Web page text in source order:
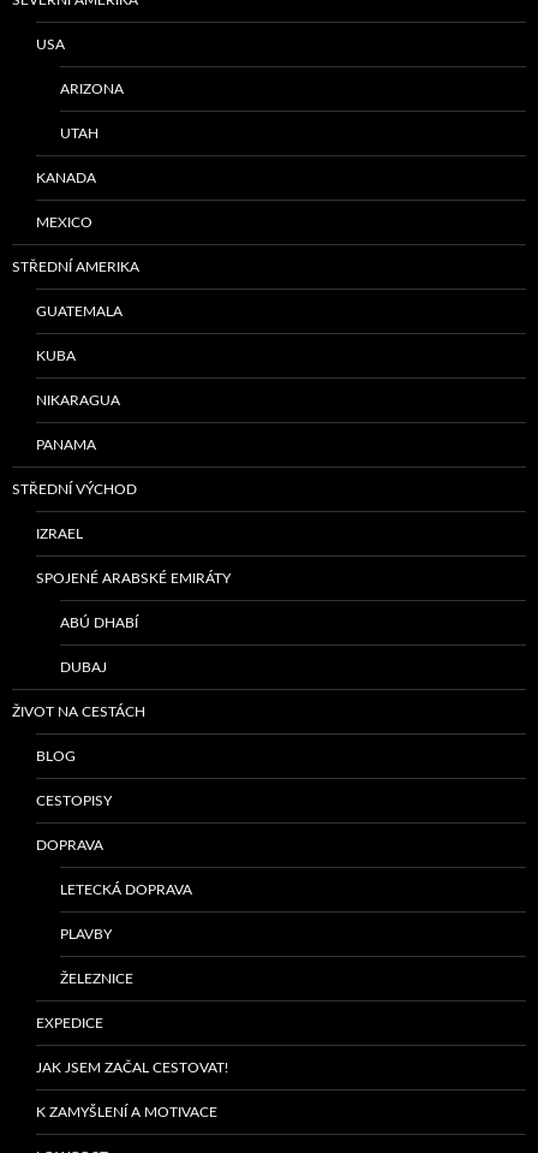
USA
ARIZONA
UTAH
KANADA
MEXICO
STŘEDNÍ AMERIKA
GUATEMALA
KUBA
NIKARAGUA
PANAMA
STŘEDNÍ VÝCHOD
IZRAEL
SPOJENÉ ARABSKÉ EMIRÁTY
ABÚ DHABÍ
DUBAJ
ŽIVOT NA CESTÁCH
BLOG
CESTOPISY
DOPRAVA
LETECKÁ DOPRAVA
PLAVBY
ŽELEZNICE
EXPEDICE
JAK JSEM ZAČAL CESTOVAT!
K ZAMYŠLENÍ A MOTIVACE